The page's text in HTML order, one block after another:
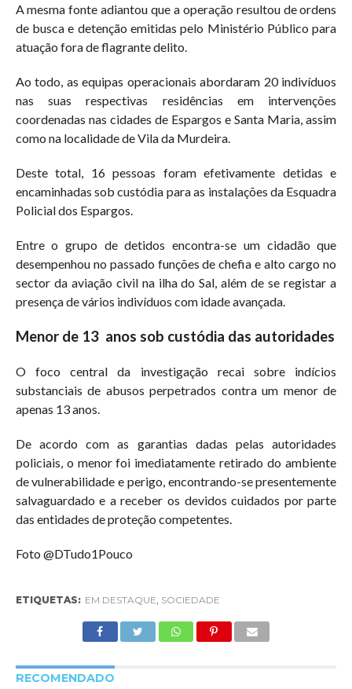
A mesma fonte adiantou que a operação resultou de ordens
de busca e detenção emitidas pelo Ministério Público para
atuação fora de flagrante delito.
Ao todo, as equipas operacionais abordaram 20 indivíduos
nas suas respectivas residências em intervenções
coordenadas nas cidades de Espargos e Santa Maria, assim
como na localidade de Vila da Murdeira.
Deste total, 16 pessoas foram efetivamente detidas e
encaminhadas sob custódia para as instalações da Esquadra
Policial dos Espargos.
Entre o grupo de detidos encontra-se um cidadão que
desempenhou no passado funções de chefia e alto cargo no
sector da aviação civil na ilha do Sal, além de se registar a
presença de vários indivíduos com idade avançada.
Menor de 13 anos sob custódia das autoridades
O foco central da investigação recai sobre indícios
substanciais de abusos perpetrados contra um menor de
apenas 13 anos.
De acordo com as garantias dadas pelas autoridades
policiais, o menor foi imediatamente retirado do ambiente
de vulnerabilidade e perigo, encontrando-se presentemente
salvaguardado e a receber os devidos cuidados por parte
das entidades de proteção competentes.
Foto @DTudo1Pouco
ETIQUETAS: EM DESTAQUE SOCIEDADE
RECOMENDADO